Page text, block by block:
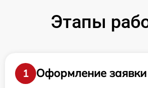
Этапы
1
Оформление заявки